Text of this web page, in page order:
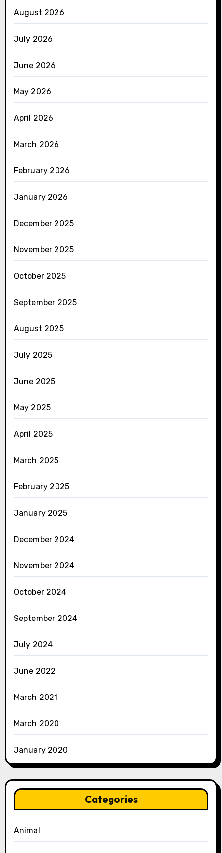
August 2026
July 2026
June 2026
May 2026
April 2026
March 2026
February 2026
January 2026
December 2025
November 2025
October 2025
September 2025
August 2025
July 2025
June 2025
May 2025
April 2025
March 2025
February 2025
January 2025
December 2024
November 2024
October 2024
September 2024
July 2024
June 2022
March 2021
March 2020
January 2020
Categories
Animal